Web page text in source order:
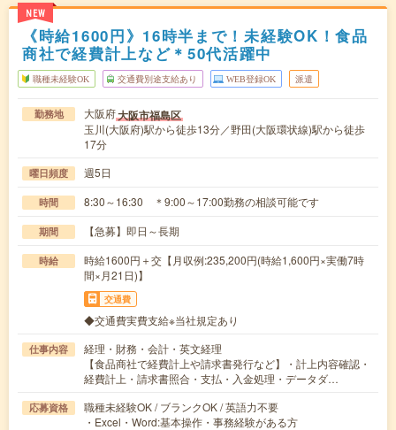
NEW
《時給1600円》16時半まで！未経験OK！食品
商社で経費計上など＊50代活躍中
職種未経験OK 交通費別途支給あり WEB登録OK 派遣
勤務地 大阪府大阪市福島区
玉川(大阪府)駅から徒歩13分／野田(大阪環状線)駅から徒歩
17分
曜日頻度 週5日
時間 8:30～16:30 ＊9:00～17:00勤務の相談可能です
期間 【急募】即日～長期
時給
時給1600円＋交【月収例:235,200円(時給1,600円×実働7時
間×月21日)】
交通費
◆交通費実費支給※当社規定あり
仕事内容
経理・財務・会計・英文経理
【食品商社で経費計上や請求書発行など】・計上内容確認・
経費計上・請求書照合・支払・入金処理・データダ…
応募資格
職種未経験OK / ブランクOK / 英語力不要
・Excel・Word:基本操作・事務経験がある方